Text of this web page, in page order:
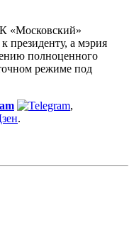
«Московский»
президенту, а мэрия
полноценного
режиме под
,
.